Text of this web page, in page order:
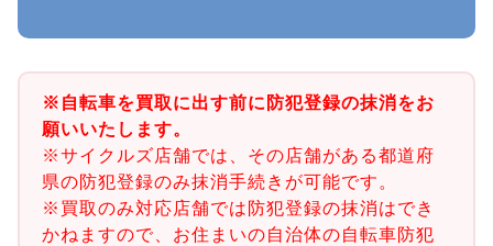
※自転車を買取に出す前に防犯登録の抹消をお
願いいたします。
※サイクルズ店舗では、その店舗がある都道府
県の防犯登録のみ抹消手続きが可能です。
※買取のみ対応店舗では防犯登録の抹消はでき
かねますので、お住まいの自治体の自転車防犯